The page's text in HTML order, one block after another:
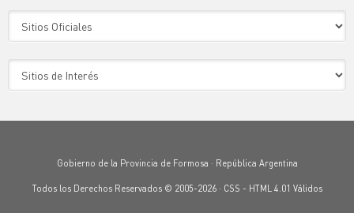
Gobierno de la Provincia de Formosa · República Argentina
Todos los Derechos Reservados © 2005-2026 · CSS - HTML 4.01 Válidos